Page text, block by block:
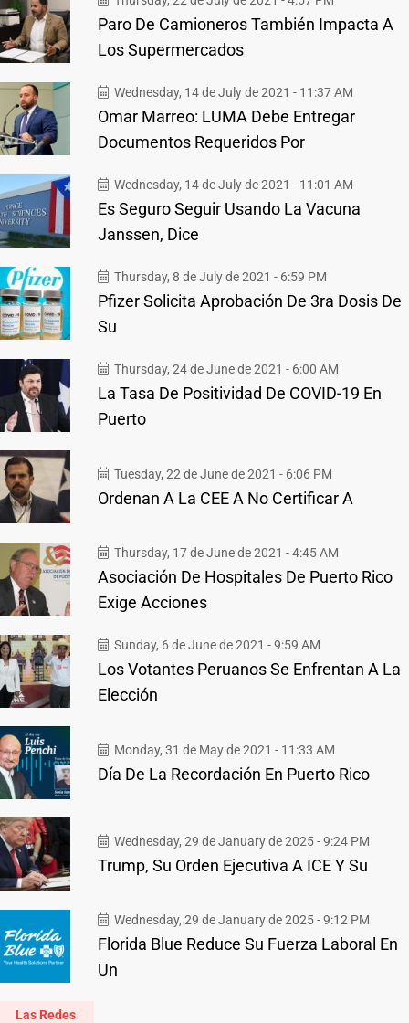
Paro De Camioneros También Impacta A
Los Supermercados
Wednesday, 14 de July de 2021 - 11:37 AM
Omar Marreo: LUMA Debe Entregar
Documentos Requeridos Por
Wednesday, 14 de July de 2021 - 11:01 AM
Es Seguro Seguir Usando La Vacuna
Janssen, Dice
Thursday, 8 de July de 2021 - 6:59 PM
Pfizer Solicita Aprobación De 3ra Dosis De
Su
Thursday, 24 de June de 2021 - 6:00 AM
La Tasa De Positividad De COVID-19 En
Puerto
Tuesday, 22 de June de 2021 - 6:06 PM
Ordenan A La CEE A No Certificar A
Thursday, 17 de June de 2021 - 4:45 AM
Asociación De Hospitales De Puerto Rico
Exige Acciones
Sunday, 6 de June de 2021 - 9:59 AM
Los Votantes Peruanos Se Enfrentan A La
Elección
Monday, 31 de May de 2021 - 11:33 AM
Día De La Recordación En Puerto Rico
Wednesday, 29 de January de 2025 - 9:24 PM
Trump, Su Orden Ejecutiva A ICE Y Su
Wednesday, 29 de January de 2025 - 9:12 PM
Florida Blue Reduce Su Fuerza Laboral En
Un
Las Redes